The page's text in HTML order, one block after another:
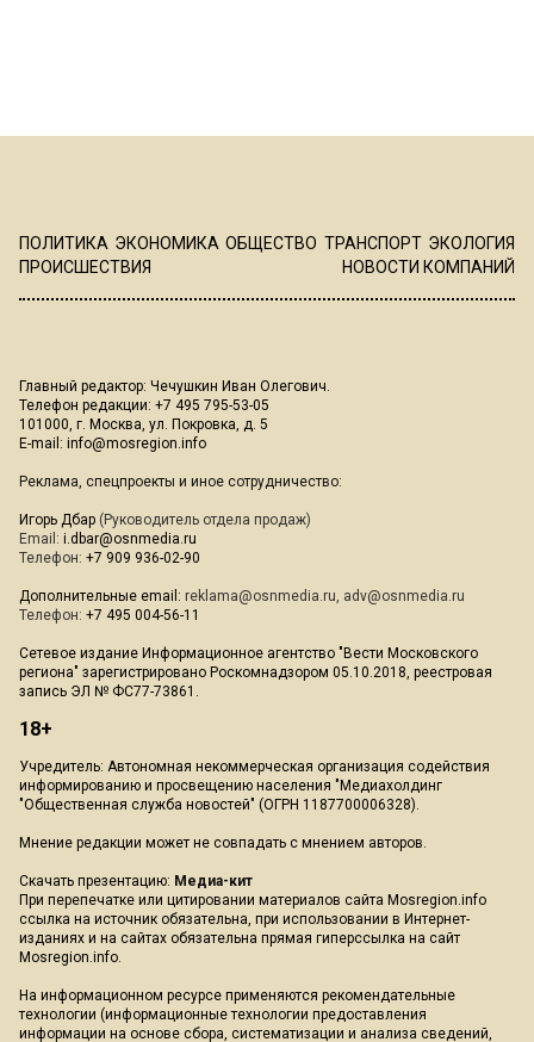
ПОЛИТИКА ЭКОНОМИКА ОБЩЕСТВО ТРАНСПОРТ ЭКОЛОГИЯ
ПРОИСШЕСТВИЯ
НОВОСТИ КОМПАНИЙ
Главный редактор: Чечушкин Иван Олегович.
Телефон редакции: +7 495 795-53-05
101000, г. Москва, ул. Покровка, д. 5
E-mail: info@mosregion.info
Реклама, спецпроекты и иное сотрудничество:
Игорь Дбар (Руководитель отдела продаж)
Email: i.dbar@osnmedia.ru
Телефон: +7 909 936-02-90
Дополнительные email: reklama@osnmedia.ru, adv@osnmedia.ru
Телефон: +7 495 004-56-11
Сетевое издание Информационное агентство "Вести Московского
региона" зарегистрировано Роскомнадзором 05.10.2018, реестровая
запись ЭЛ № ФС77-73861.
18+
Учредитель: Автономная некоммерческая организация содействия
информированию и просвещению населения "Медиахолдинг
"Общественная служба новостей" (ОГРН 1187700006328).
Мнение редакции может не совпадать с мнением авторов.
Скачать презентацию: Медиа-кит
При перепечатке или цитировании материалов сайта Mosregion.info
ссылка на источник обязательна, при использовании в Интернет-
изданиях и на сайтах обязательна прямая гиперссылка на сайт
Mosregion.info.
На информационном ресурсе применяются рекомендательные
технологии (информационные технологии предоставления
информации на основе сбора, систематизации и анализа сведений,